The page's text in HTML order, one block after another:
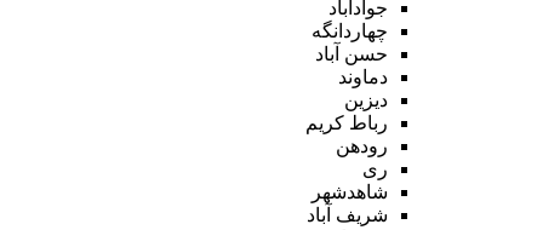
جوادآباد
چهاردانگه
حسن آباد
دماوند
دیزین
رباط کریم
رودهن
ری
شاهدشهر
شریف آباد